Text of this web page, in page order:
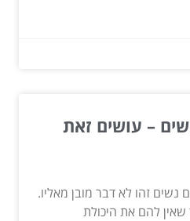
– עושים זאת
נשים זהו לא דבר מובן מאליו.
להם את היכולת